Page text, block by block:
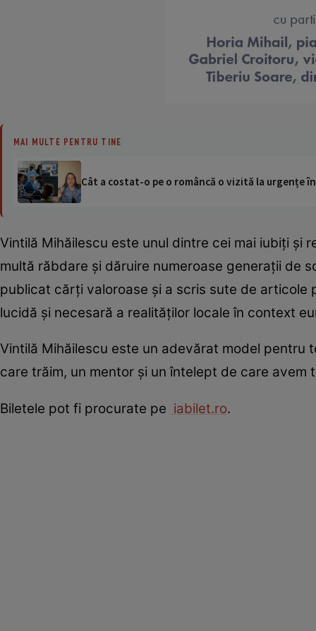
MAI MULTE PENTRU TINE
Cât a costat-o pe o româncă o vizită la urgențe
Vintilă Mihăilescu este unul dintre cei mai iubiţi
multă răbdare şi dăruire numeroase generaţii de
publicat cărţi valoroase şi a scris sute de articole
lucidă şi necesară a realităţilor locale în context
Vintilă Mihăilescu este un adevărat model pentru
care trăim, un mentor şi un întelept de care avem
Biletele pot fi procurate pe iabilet.ro.